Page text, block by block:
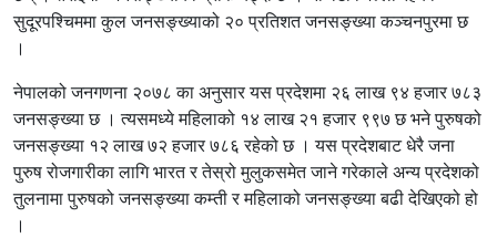
सुदूरपश्चिममा कुल जनसङ्ख्याको २० प्रतिशत जनसङ्ख्या कञ्चनपुरमा छ
।
नेपालको जनगणना २०७८ का अनुसार यस प्रदेशमा २६ लाख ९४ हजार ७८३
जनसङ्ख्या छ । त्यसमध्ये महिलाको १४ लाख २१ हजार ९९७ छ भने पुरुषको
जनसङ्ख्या १२ लाख ७२ हजार ७८६ रहेको छ । यस प्रदेशबाट धेरै जना
पुरुष रोजगारीका लागि भारत र तेस्रो मुलुकसमेत जाने गरेकाले अन्य प्रदेशको
तुलनामा पुरुषको जनसङ्ख्या कम्ती र महिलाको जनसङ्ख्या बढी देखिएको हो
।